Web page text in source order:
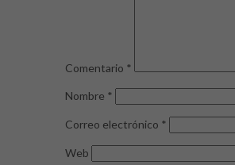
Comentario *
Nombre *
Correo electrónico *
Web